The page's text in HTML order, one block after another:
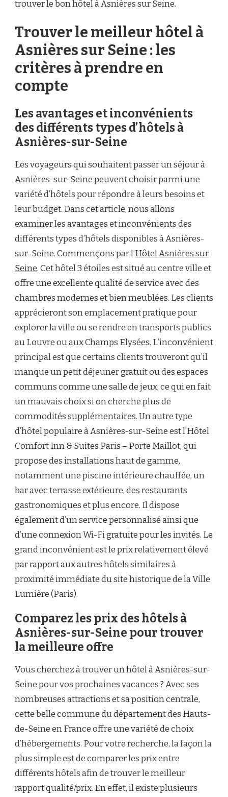
trouver le bon hôtel à Asnières sur Seine.
Trouver le meilleur hôtel à
Asnières sur Seine : les
critères à prendre en
compte
Les avantages et inconvénients
des différents types d’hôtels à
Asnières-sur-Seine
Les voyageurs qui souhaitent passer un séjour à
Asnières-sur-Seine peuvent choisir parmi une
variété d’hôtels pour répondre à leurs besoins et
leur budget. Dans cet article, nous allons
examiner les avantages et inconvénients des
différents types d’hôtels disponibles à Asnières-
sur-Seine. Commençons par l’Hôtel Asnières sur
Seine. Cet hôtel 3 étoiles est situé au centre ville et
offre une excellente qualité de service avec des
chambres modernes et bien meublées. Les clients
apprécieront son emplacement pratique pour
explorer la ville ou se rendre en transports publics
au Louvre ou aux Champs Elysées. L’inconvénient
principal est que certains clients trouveront qu’il
manque un petit déjeuner gratuit ou des espaces
communs comme une salle de jeux, ce qui en fait
un mauvais choix si on cherche plus de
commodités supplémentaires. Un autre type
d’hôtel populaire à Asnières-sur-Seine est l’Hôtel
Comfort Inn & Suites Paris – Porte Maillot, qui
propose des installations haut de gamme,
notamment une piscine intérieure chauffée, un
bar avec terrasse extérieure, des restaurants
gastronomiques et plus encore. Il dispose
également d’un service personnalisé ainsi que
d’une connexion Wi-Fi gratuite pour les invités. Le
grand inconvénient est le prix relativement élevé
par rapport aux autres hôtels similaires à
proximité immédiate du site historique de la Ville
Lumière (Paris).
Comparez les prix des hôtels à
Asnières-sur-Seine pour trouver
la meilleure offre
Vous cherchez à trouver un hôtel à Asnières-sur-
Seine pour vos prochaines vacances ? Avec ses
nombreuses attractions et sa position centrale,
cette belle commune du département des Hauts-
de-Seine en France offre une variété de choix
d’hébergements. Pour votre recherche, la façon la
plus simple est de comparer les prix entre
différents hôtels afin de trouver le meilleur
rapport qualité/prix. En effet, il existe plusieurs